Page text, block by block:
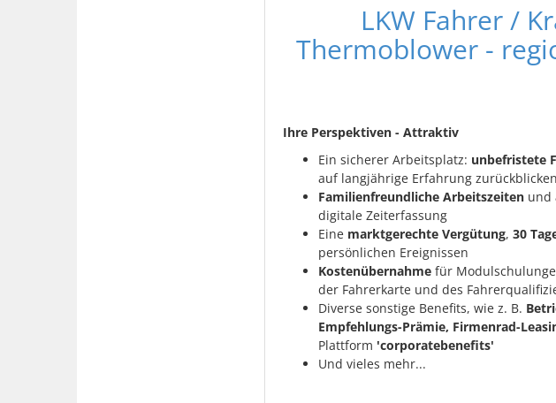
LKW Fahrer /
Thermoblower -
Ihre Perspektiven - Attraktiv
Ein sicherer Arbeitsplatz: unbefristete
auf langjährige Erfahrung
Familienfreundliche Arbeitszeitenund
digitale Zeiterfassung
Eine marktgerechte Vergütung, 30
persönlichen Ereignissen
Kostenübernahmefür
der Fahrerkarte und des
Diverse sonstige Benefits, wie z. B.
Empfehlungs-Prämie, Firmenrad-
Plattform 'corporatebenefits'
Und vieles mehr...